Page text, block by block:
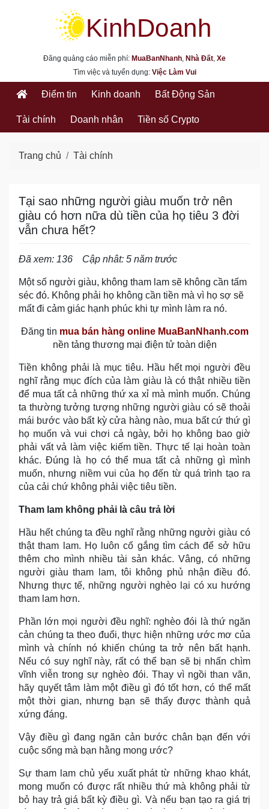
kinhdoanh.muabannhanh.com
Đăng quảng cáo miễn phí: MuaBanNhanh, Nhà Đất, Xe
Tìm việc và tuyển dụng: Việc Làm Vui
Điểm tin Kinh doanh Bất Động Sản
Tài chính Doanh nhân Tiền số Crypto
Trang chủ Tài chính
Tại sao những người giàu muốn trở nên
giàu có hơn nữa dù tiền của họ tiêu 3 đời
vẫn chưa hết?
Đã xem: 136 Cập nhât: 5 năm trước
Một số người giàu, không tham lam sẽ không cần tấm
séc đó. Không phải họ không cần tiền mà vì họ sợ sẽ
mất đi cảm giác hạnh phúc khi tự mình làm ra nó.
Đăng tin mua bán hàng online MuaBanNhanh.com
nền tảng thương mại điện tử toàn diện
Tiền không phải là mục tiêu. Hầu hết mọi người đều
nghĩ rằng mục đích của làm giàu là có thật nhiều tiền
để mua tất cả những thứ xa xỉ mà mình muốn. Chúng
ta thường tưởng tượng những người giàu có sẽ thoải
mái bước vào bất kỳ cửa hàng nào, mua bất cứ thứ gì
họ muốn và vui chơi cả ngày, bởi họ không bao giờ
phải vất vả làm việc kiếm tiền. Thực tế lại hoàn toàn
khác. Đúng là họ có thể mua tất cả những gì mình
muốn, nhưng niềm vui của họ đến từ quá trình tạo ra
của cải chứ không phải việc tiêu tiền.
Tham lam không phải là câu trả lời
Hầu hết chúng ta đều nghĩ rằng những người giàu có
thật tham lam. Họ luôn cố gắng tìm cách để sở hữu
thêm cho mình nhiều tài sản khác. Vâng, có những
người giàu tham lam, tôi không phủ nhận điều đó.
Nhưng thực tế, những người nghèo lại có xu hướng
tham lam hơn.
Phần lớn mọi người đều nghĩ: nghèo đói là thứ ngăn
cản chúng ta theo đuổi, thực hiện những ước mơ của
mình và chính nó khiến chúng ta trở nên bất hạnh.
Nếu có suy nghĩ này, rất có thể bạn sẽ bị nhấn chìm
vĩnh viễn trong sự nghèo đói. Thay vì ngồi than vãn,
hãy quyết tâm làm một điều gì đó tốt hơn, có thể mất
một thời gian, nhưng bạn sẽ thấy được thành quả
xứng đáng.
Vậy điều gì đang ngăn cản bước chân bạn đến với
cuộc sống mà bạn hằng mong ước?
Sự tham lam chủ yếu xuất phát từ những khao khát,
mong muốn có được rất nhiều thứ mà không phải từ
bỏ hay trả giá bất kỳ điều gì. Và nếu bạn tạo ra giá trị